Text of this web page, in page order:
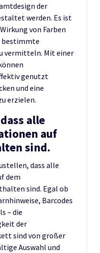
der
werden. Es ist
von Farben
bestimmte
vermitteln. Mit einer
genutzt
und eine
erzielen.
alle
auf
sind.
dass alle
dem
sind. Egal ob
Barcodes
– die
der
sind von großer
Auswahl und